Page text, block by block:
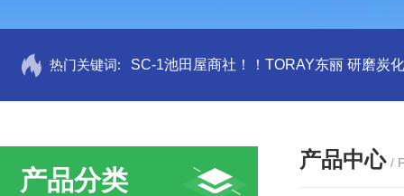
热门关键词: SC-1池田屋商社！！TORAY东丽 研磨炭
产品分类
产品中心 /